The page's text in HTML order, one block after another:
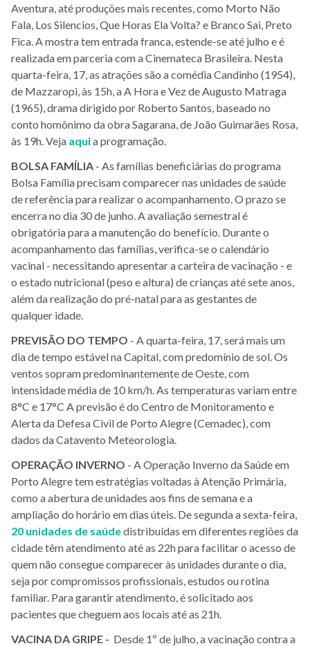
Aventura, até produções mais recentes, como Morto Não
Fala, Los Silencios, Que Horas Ela Volta? e Branco Sai, Preto
Fica. A mostra tem entrada franca, estende-se até julho e é
realizada em parceria com a Cinemateca Brasileira. Nesta
quarta-feira, 17, as atrações são a comédia Candinho (1954),
de Mazzaropi, às 15h, a A Hora e Vez de Augusto Matraga
(1965), drama dirigido por Roberto Santos, baseado no
conto homônimo da obra Sagarana, de João Guimarães Rosa,
às 19h. Veja aquia programação.
BOLSA FAMÍLIA - As famílias beneficiárias do programa
Bolsa Família precisam comparecer nas unidades de saúde
de referência para realizar o acompanhamento. O prazo se
encerra no dia 30 de junho. A avaliação semestral é
obrigatória para a manutenção do benefício. Durante o
acompanhamento das famílias, verifica-se o calendário
vacinal - necessitando apresentar a carteira de vacinação - e
o estado nutricional (peso e altura) de crianças até sete anos,
além da realização do pré-natal para as gestantes de
qualquer idade.
PREVISÃO DO TEMPO - A quarta-feira, 17, será mais um
dia de tempo estável na Capital, com predomínio de sol. Os
ventos sopram predominantemente de Oeste, com
intensidade média de 10 km/h. As temperaturas variam entre
8°C e 17°C A previsão é do Centro de Monitoramento e
Alerta da Defesa Civil de Porto Alegre (Cemadec), com
dados da Catavento Meteorologia.
OPERAÇÃO INVERNO - A Operação Inverno da Saúde em
Porto Alegre tem estratégias voltadas à Atenção Primária,
como a abertura de unidades aos fins de semana e a
ampliação do horário em dias úteis. De segunda a sexta-feira,
20 unidades de saúdedistribuídas em diferentes regiões da
cidade têm atendimento até as 22h para facilitar o acesso de
quem não consegue comparecer às unidades durante o dia,
seja por compromissos profissionais, estudos ou rotina
familiar. Para garantir atendimento, é solicitado aos
pacientes que cheguem aos locais até as 21h.
VACINA DA GRIPE - Desde 1º de julho, a vacinação contra a